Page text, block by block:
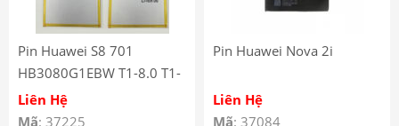
Pin Huawei S8 701
HB3080G1EBW T1-8.0 T1-
A21
Liên Hệ
Mã: 37225
Pin Huawei Nova 2i
Liên Hệ
Mã: 37084